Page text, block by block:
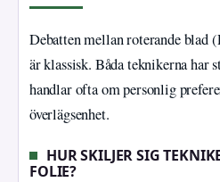
Debatten mellan roterande blad
är klassisk. Båda teknikerna har
handlar ofta om personlig
överlägsenhet.
HUR SKILJER SIG
FOLIE?